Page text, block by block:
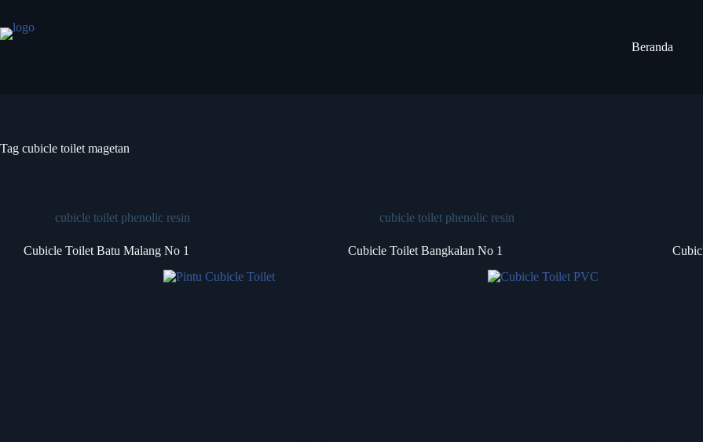
Beranda
Tag cubicle toilet magetan
cubicle toilet phenolic resin
Cubicle Toilet Batu Malang No 1
cubicle toilet phenolic resin
Cubicle Toilet Bangkalan No 1